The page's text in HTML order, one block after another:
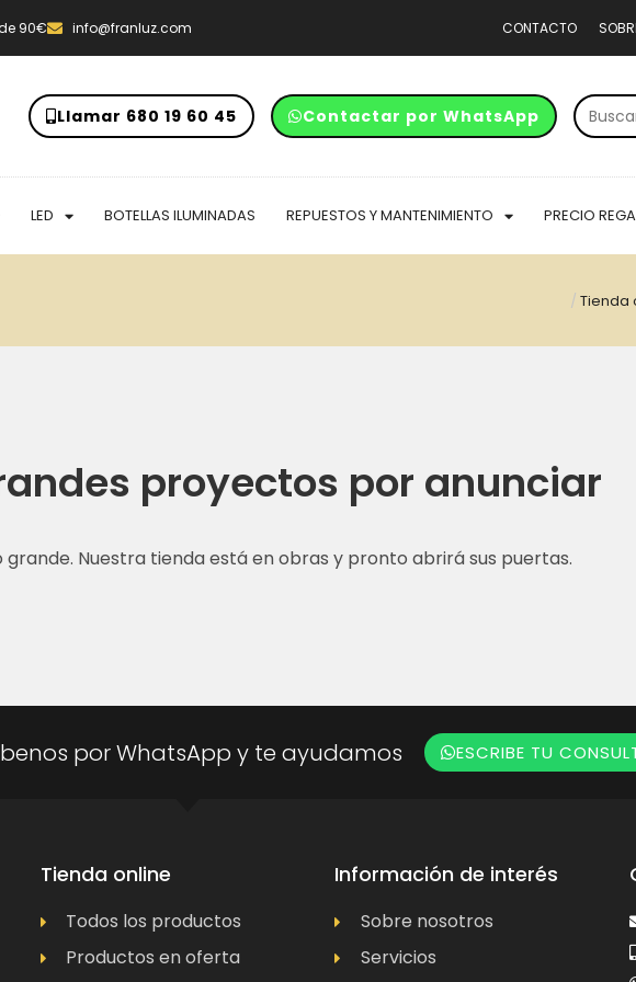
90€ info@franluz.com CONTACTO
Llamar 680 19 60 45 Contactar por WhatsApp
LED BOTELLAS ILUMINADAS REPUESTOS Y MANTENIMIENTO PRECIO
/ Tienda
proyectos por anunciar
grande. Nuestra tienda está en obras y pronto abrirá sus puertas.
por WhatsApp y te ayudamos ESCRIBE TU
Tienda online
Todos los productos
Productos en oferta
Información de interés
Sobre nosotros
Servicios